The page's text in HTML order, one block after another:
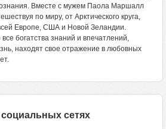
Вместе с мужем Паола Маршалл
по миру, от Арктического круга,
Европе, США и Новой Зеландии.
богатства знаний и впечатлений,
находят свое отражение в любовных
сетях